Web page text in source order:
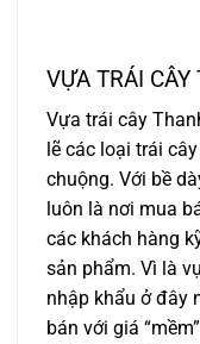
VỰA TRÁI
Vựa trái cây
lẽ các loại trái
chuộng. Với bề
luôn là nơi mua
các khách hàng
sản phẩm. Vì là
nhập khẩu ở đây
bán với giá